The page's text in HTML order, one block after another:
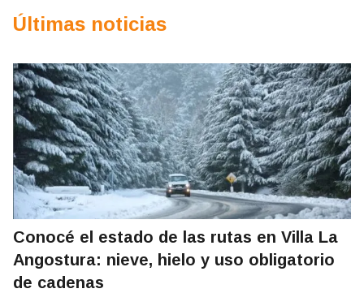
Últimas noticias
Conocé el estado de las rutas en Villa La
Angostura: nieve, hielo y uso obligatorio
de cadenas